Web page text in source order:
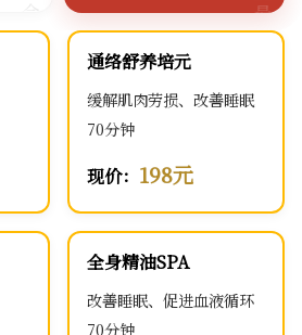
通络舒养培元
缓解肌肉劳损、改善睡眠
70分钟
现价： 198元
全身精油SPA
改善睡眠、促进血液循环
70分钟